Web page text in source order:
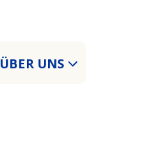
ÜBER UNS